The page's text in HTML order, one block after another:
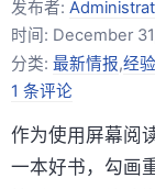
发布者:
时间: December
分类: 最新情报,经
1 条评论
作为使用屏幕阅
一本好书，勾画